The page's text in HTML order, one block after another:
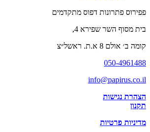
פפירוס פתרונות דפוס מתקדמים
בית מסוף השר שפירא 4,
קומה ב׳ אולם 8 א.ת. ראשל״צ
050-4961488
info@papirus.co.il
הצהרת נגישות
תקנון
מדיניות פרטיות